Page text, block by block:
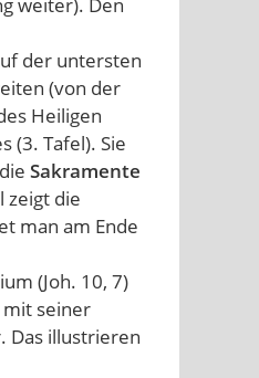
der untersten
(von der
Heiligen
(3. Tafel). Sie
Sakramente
zeigt die
man am Ende
(Joh. 10, 7)
mit seiner
Das illustrieren